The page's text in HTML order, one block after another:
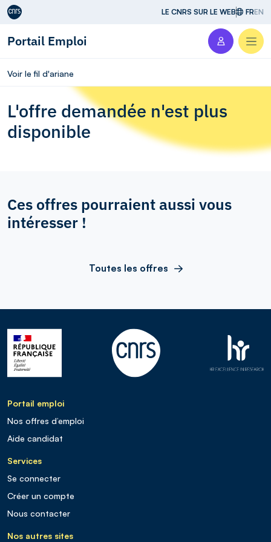
Aller au contenu LE CNRS SUR LE WEB FREN
Portail Emploi
Voir le fil d'ariane
L'offre demandée n'est plus
disponible
Ces offres pourraient aussi vous
intéresser !
Toutes les offres
Portail emploi
Nos offres d’emploi
Aide candidat
Services
Se connecter
Créer un compte
Nous contacter
Nos autres sites